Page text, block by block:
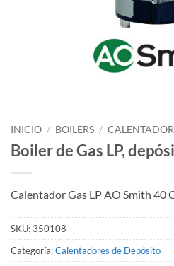
INICIO / BOILERS /
Boiler de Gas LP,
Calentador Gas LP AO Smith 40
SKU:350108
Categoría:Calentadores de Depósito